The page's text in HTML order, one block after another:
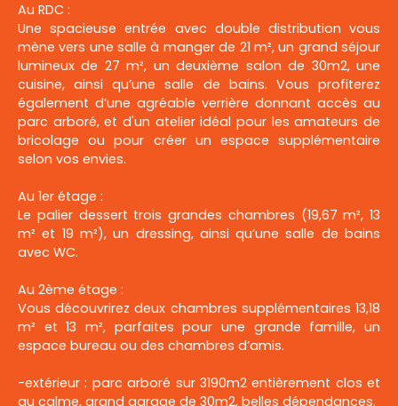
Au RDC :
Une spacieuse entrée avec double distribution vous
mène vers une salle à manger de 21 m², un grand séjour
lumineux de 27 m², un deuxième salon de 30m2, une
cuisine, ainsi qu’une salle de bains. Vous profiterez
également d’une agréable verrière donnant accès au
parc arboré, et d'un atelier idéal pour les amateurs de
bricolage ou pour créer un espace supplémentaire
selon vos envies.
Au 1er étage :
Le palier dessert trois grandes chambres (19,67 m², 13
m² et 19 m²), un dressing, ainsi qu’une salle de bains
avec WC.
Au 2ème étage :
Vous découvrirez deux chambres supplémentaires 13,18
m² et 13 m², parfaites pour une grande famille, un
espace bureau ou des chambres d’amis.
-extérieur : parc arboré sur 3190m2 entièrement clos et
au calme, grand garage de 30m2, belles dépendances.